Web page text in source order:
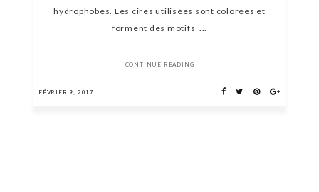
hydrophobes. Les cires utilisées sont colorées et
forment des motifs ...
CONTINUE READING
FÉVRIER 9, 2017